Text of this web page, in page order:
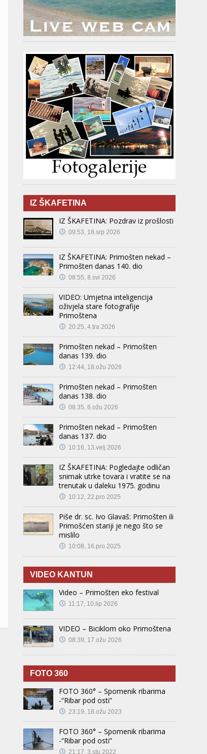
IZ ŠKAFETINA
IZ ŠKAFETINA: Pozdrav iz prošlosti
09:53, 18.srp 2026
IZ ŠKAFETINA: Primošten nekad –
Primošten danas 140. dio
08:55, 8.svi 2026
VIDEO: Umjetna inteligencija
oživjela stare fotografije
Primoštena
20:25, 4.tra 2026
Primošten nekad – Primošten
danas 139. dio
12:44, 18.ožu 2026
Primošten nekad – Primošten
danas 138. dio
08:35, 6.ožu 2026
Primošten nekad – Primošten
danas 137. dio
10:16, 13.velj 2026
IZ ŠKAFETINA: Pogledajte odličan
snimak utrke tovara i vratite se na
trenutak u daleku 1975. godinu
10:12, 22.pro 2025
Piše dr. sc. Ivo Glavaš: Primošten ili
Primošćen stariji je nego što se
mislilo
10:08, 16.pro 2025
VIDEO KANTUN
Video – Primošten eko festival
11:17, 10.lip 2026
VIDEO – Biciklom oko Primoštena
08:39, 17.ožu 2026
FOTO 360
FOTO 360° – Spomenik ribarima
-“Ribar pod osti”
23:19, 18.ožu 2023
FOTO 360° – Spomenik ribarima
-“Ribar pod osti”
21:17, 3.stu 2022